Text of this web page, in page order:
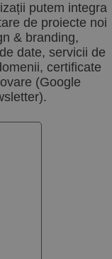
putem integra
de proiecte noi
& branding,
date, servicii de
certificate
(Google